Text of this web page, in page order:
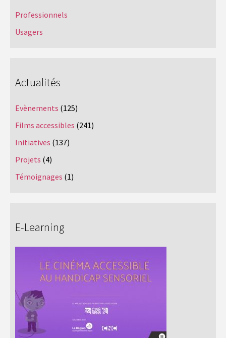
Professionnels
Usagers
Actualités
Evènements (125)
Films accessibles (241)
Initiatives (137)
Projets (4)
Témoignages (1)
E-Learning